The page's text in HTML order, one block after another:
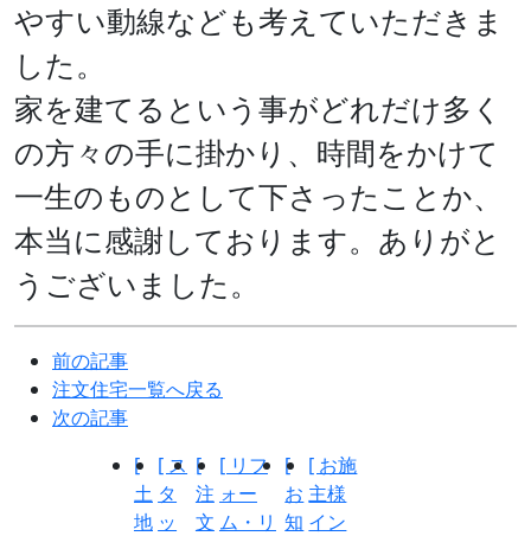
やすい動線なども考えていただきま
した。
家を建てるという事がどれだけ多く
の方々の手に掛かり、時間をかけて
一生のものとして下さったことか、
本当に感謝しております。ありがと
うございました。
前の記事
注文住宅一覧へ戻る
次の記事
[
土
地
[ ス
タ
ッ
[
注
文
[ リフ
ォー
ム・リ
[
お
知
[ お施
主様
イン